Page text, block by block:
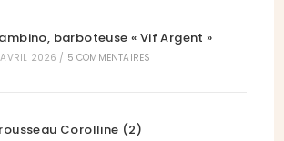
barboteuse « Vif Argent »
2026 / 5 COMMENTAIRES
Corolline (2)